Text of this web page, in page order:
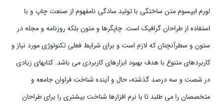
لورم ایپسوم متن ساختگی با تولید سادگی نامفهوم از صنعت چاپ و با
استفاده از طراحان گرافیک است. چاپگرها و متون بلکه روزنامه و مجله در
ستون و سطرآنچنان که لازم است و برای شرایط فعلی تکنولوژی مورد نیاز و
کاربردهای متنوع با هدف بهبود ابزارهای کاربردی می باشد. کتابهای زیادی
در شصت و سه درصد گذشته، حال و آینده شناخت فراوان جامعه و
متخصصان را می طلبد تا با نرم افزارها شناخت بیشتری را برای طراحان